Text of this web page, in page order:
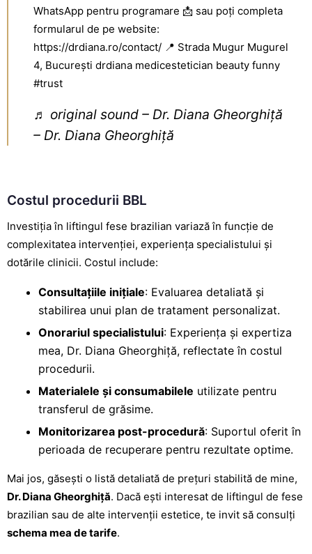
WhatsApp pentru programare 📩 sau poți completa
formularul de pe website:
https://drdiana.ro/contact/ 📍 Strada Mugur Mugurel
4, București drdiana medicestetician beauty funny
#trust
♬ original sound – Dr. Diana Gheorghiță
– Dr. Diana Gheorghiță
Costul procedurii BBL
Investiția în liftingul fese brazilian variază în funcție de
complexitatea intervenției, experiența specialistului și
dotările clinicii. Costul include:
Consultațiile inițiale: Evaluarea detaliată și
stabilirea unui plan de tratament personalizat.
Onorariul specialistului: Experiența și expertiza
mea, Dr. Diana Gheorghiță, reflectate în costul
procedurii.
Materialele și consumabilele utilizate pentru
transferul de grăsime.
Monitorizarea post-procedură: Suportul oferit în
perioada de recuperare pentru rezultate optime.
Mai jos, găsești o listă detaliată de prețuri stabilită de mine,
Dr. Diana Gheorghiță. Dacă ești interesat de liftingul de fese
brazilian sau de alte intervenții estetice, te invit să consulți
schema mea de tarife.